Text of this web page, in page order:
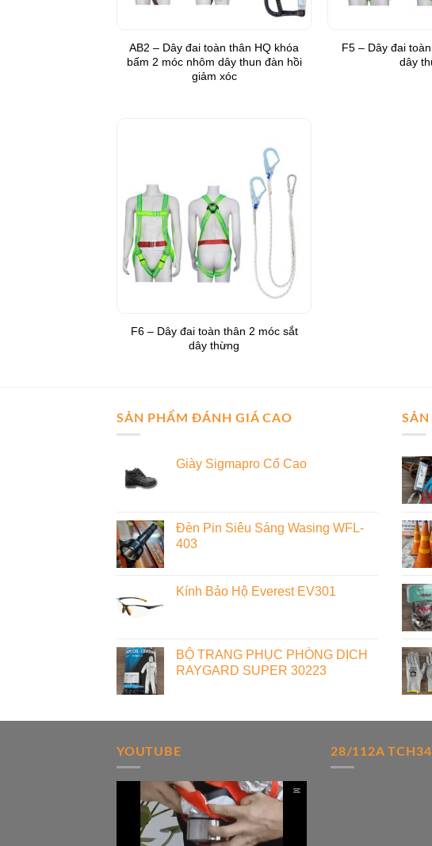
AB2 – Dây đai toàn thân HQ khóa
bấm 2 móc nhôm dây thun đàn hồi
giảm xóc
F5 – Dây đai
dây
Add to
Wishlist
F6 – Dây đai toàn thân 2 móc sắt
dây thừng
SẢN PHẨM ĐÁNH GIÁ CAO
Giày Sigmapro Cổ Cao
Đèn Pin Siêu Sáng Wasing WFL-
403
Kính Bảo Hộ Everest EV301
BỘ TRANG PHỤC PHÒNG DỊCH
RAYGARD SUPER 30223
SẢN
YOUTUBE 28/112A